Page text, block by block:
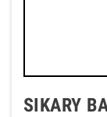
SIKARY